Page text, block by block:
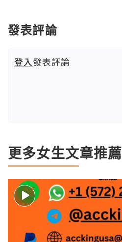
發表評論
登入發表評論
更多女生文章推薦